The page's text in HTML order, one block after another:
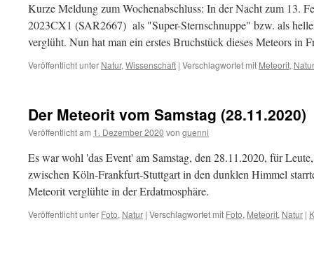
Kurze Meldung zum Wochenabschluss: In der Nacht zum 13.
2023CX1 (SAR2667) als "Super-Sternschnuppe" bzw. als
verglüht. Nun hat man ein erstes Bruchstück dieses Meteors in
Veröffentlicht unter Natur, Wissenschaft | Verschlagwortet mit Meteorit, Natur
Der Meteorit vom Samstag (28.11.2020)
Veröffentlicht am 1. Dezember 2020 von guenni
Es war wohl 'das Event' am Samstag, den 28.11.2020, für
zwischen Köln-Frankfurt-Stuttgart in den dunklen Himmel
Meteorit verglühte in der Erdatmosphäre.
Veröffentlicht unter Foto, Natur | Verschlagwortet mit Foto, Meteorit, Natur |